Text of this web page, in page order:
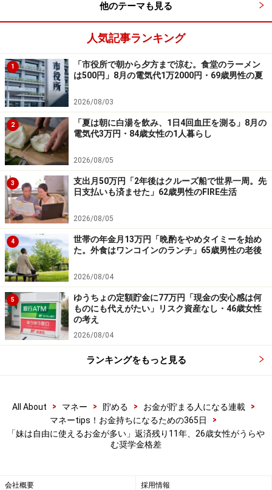
※投稿エピソードのため、内容の正確性を保証するもの
ではございません
※記事内容は執筆時点のものです。最新の内容をご確認くださ
い。
本記事の内容は一般的な情報提供を目的としており、特定の金融
商品や投資行動を推奨するものではありません。
投資や資産運用に関する最終的なご判断はご自身の責任において
行ってください。
掲載情報の正確性・完全性については十分に配慮しております
が、その内容を保証するものではなく、これに基づく損失・損害
などについて当社は一切の責任を負いません。
最新の情報や詳細については、必ず各金融機関やサービス提供者
の公式情報をご確認ください。
【編集部からのお知らせ】
・「家計」について、
中です！
※抽選で20名にAmazonギフト券1000円分プレゼント
※謝礼付きの限定アンケートやモニター企画に参加が可能に
なります
他のテーマも見る
人気記事ランキング
1
「市役所で朝から夕方まで涼む。食堂のラーメン
は500円」8月の電気代1万2000円・69歳男性の夏
2026/08/03
2
「夏は朝に白湯を飲み、1日4回血圧を測る」8月の
電気代3万円・84歳女性の1人暮らし
2026/08/05
3
支出月50万円「2年後はクルーズ船で世界一周。先
日支払いも済ませた」62歳男性のFIRE生活
2026/08/05
4
世帯の年金月13万円「晩酌をやめタイミーを始め
た。外食はワンコインのランチ」65歳男性の老後
2026/08/04
5
ゆうちょの定額貯金に77万円「現金の安心感は何
ものにも代えがたい」リスク資産なし・46歳女性
の考え
2026/08/04
ランキングをもっと見る
All About > マネー > 貯める > お金が貯まる人になる連載
>
マネーtips！お金持ちになるための365日
>
「妹は自由に使えるお金が多い」返済残り11年、26歳女性がうらや
む奨学金格差
会社概要 採用情報